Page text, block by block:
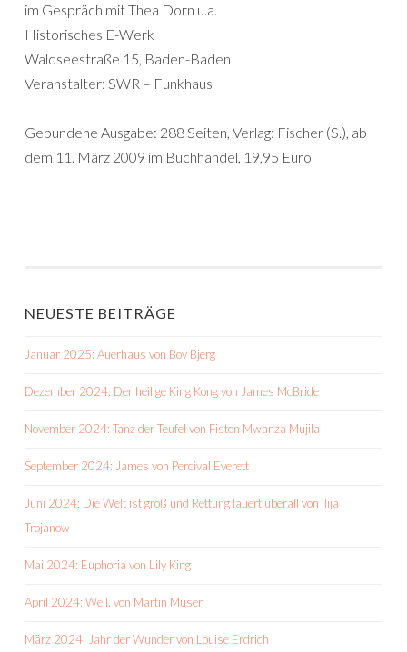
im Gespräch mit Thea Dorn u.a.
Historisches E-Werk
Waldseestraße 15, Baden-Baden
Veranstalter: SWR – Funkhaus
Gebundene Ausgabe: 288 Seiten, Verlag: Fischer (S.), ab
dem 11. März 2009 im Buchhandel, 19,95 Euro
NEUESTE BEITRÄGE
Januar 2025: Auerhaus von Bov Bjerg
Dezember 2024: Der heilige King Kong von James McBride
November 2024: Tanz der Teufel von Fiston Mwanza Mujila
September 2024: James von Percival Everett
Juni 2024: Die Welt ist groß und Rettung lauert überall von Ilija
Trojanow
Mai 2024: Euphoria von Lily King
April 2024: Weil. von Martin Muser
März 2024: Jahr der Wunder von Louise Erdrich